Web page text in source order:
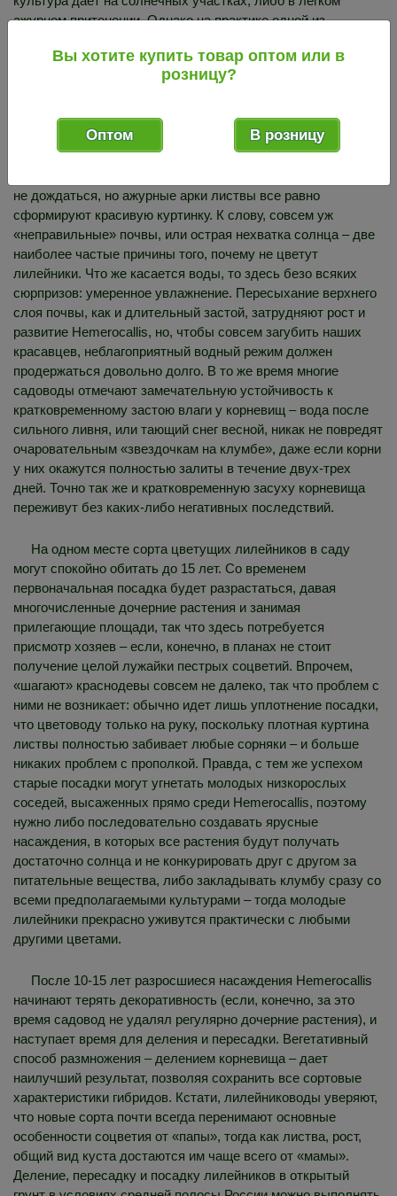
ажурном притенении. Однако на практике одной из
является то, что они вполне неплохо развиваются даже в
полутени и при сильном затенении. Это свойство позволяет
сада, не боясь, что они там не приживутся – в целом
культуре достаточно всего шести часов солнца, чтобы
зацвести, если солнечный день короче или вообще над
не дождаться, но ажурные арки листвы все равно
сформируют красивую куртинку. К слову, совсем уж
«неправильные» почвы, или острая нехватка солнца – две
наиболее частые причины того, почему не цветут
лилейники. Что же касается воды, то здесь безо всяких
сюрпризов: умеренное увлажнение. Пересыхание верхнего
слоя почвы, как и длительный застой, затрудняют рост и
развитие Hemerocallis, но, чтобы совсем загубить наших
красавцев, неблагоприятный водный режим должен
продержаться довольно долго. В то же время многие
садоводы отмечают замечательную устойчивость к
кратковременному застою влаги у корневищ – вода после
сильного ливня, или тающий снег весной, никак не повредят
очаровательным «звездочкам на клумбе», даже если корни
у них окажутся полностью залиты в течение двух-трех
дней. Точно так же и кратковременную засуху корневища
переживут без каких-либо негативных последствий.
На одном месте сорта цветущих лилейников в саду
могут спокойно обитать до 15 лет. Со временем
первоначальная посадка будет разрастаться, давая
многочисленные дочерние растения и занимая
прилегающие площади, так что здесь потребуется
присмотр хозяев – если, конечно, в планах не стоит
получение целой лужайки пестрых соцветий. Впрочем,
«шагают» краснодевы совсем не далеко, так что проблем с
ними не возникает: обычно идет лишь уплотнение посадки,
что цветоводу только на руку, поскольку плотная куртина
листвы полностью забивает любые сорняки – и больше
никаких проблем с прополкой. Правда, с тем же успехом
старые посадки могут угнетать молодых низкорослых
соседей, высаженных прямо среди Hemerocallis, поэтому
нужно либо последовательно создавать ярусные
насаждения, в которых все растения будут получать
достаточно солнца и не конкурировать друг с другом за
питательные вещества, либо закладывать клумбу сразу со
всеми предполагаемыми культурами – тогда молодые
лилейники прекрасно уживутся практически с любыми
другими цветами.
После 10-15 лет разросшиеся насаждения Hemerocallis
начинают терять декоративность (если, конечно, за это
время садовод не удалял регулярно дочерние растения), и
наступает время для деления и пересадки. Вегетативный
способ размножения – делением корневища – дает
наилучший результат, позволяя сохранить все сортовые
характеристики гибридов. Кстати, лилейниководы уверяют,
что новые сорта почти всегда перенимают основные
особенности соцветия от «папы», тогда как листва, рост,
общий вид куста достаются им чаще всего от «мамы».
Деление, пересадку и посадку лилейников в открытый
Вы хотите купить товар оптом или в
розницу?
Оптом В розницу